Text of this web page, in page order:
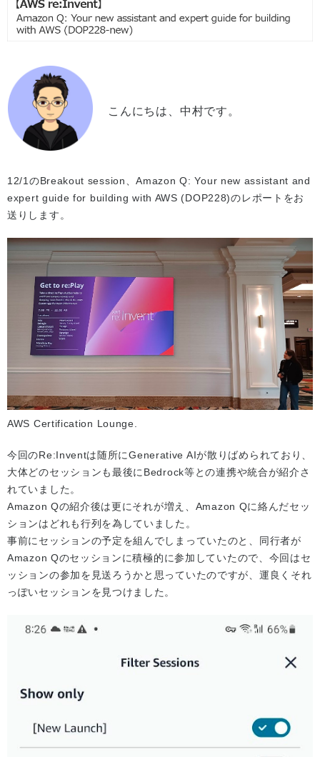
こんにちは、中村です。
12/1のBreakout session、Amazon Q: Your new assistant and
expert guide for building with AWS (DOP228)のレポートをお
送りします。
AWS Certification Lounge.
今回のRe:Inventは随所にGenerative AIが散りばめられており、
大体どのセッションも最後にBedrock等との連携や統合が紹介さ
れていました。
Amazon Qの紹介後は更にそれが増え、Amazon Qに絡んだセッ
ションはどれも行列を為していました。
事前にセッションの予定を組んでしまっていたのと、同行者が
Amazon Qのセッションに積極的に参加していたので、今回はセ
ッションの参加を見送ろうかと思っていたのですが、運良くそれ
っぽいセッションを見つけました。